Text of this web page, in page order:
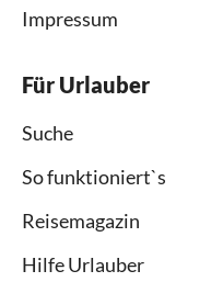
Impressum
Für Urlauber
Suche
So funktioniert`s
Reisemagazin
Hilfe Urlauber